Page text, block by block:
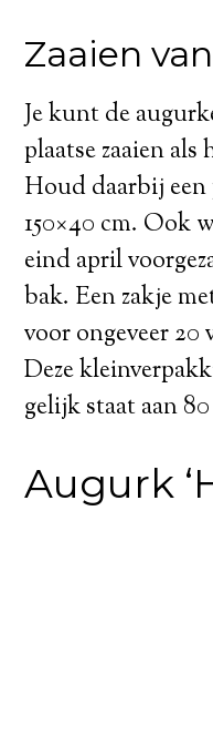
Zaaien
Je kunt de
plaatse zaaien als
Houd daarbij
150×40 cm. Ook
eind april
bak. Een zakje
voor ongeveer
Deze
gelijk staat aan
Augurk